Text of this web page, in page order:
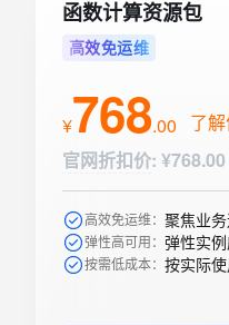
函数计算资源包
高效免运维
¥768.00
了
官网折扣价: ¥768.00
高效免运维：
弹性高可用：
按需低成本：